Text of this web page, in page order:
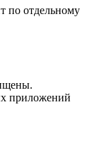
по отдельному
приложений